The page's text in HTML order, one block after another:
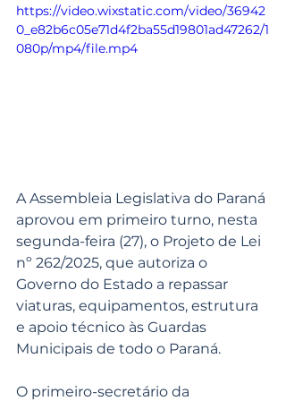
https://video.wixstatic.com/video/36942
0_e82b6c05e71d4f2ba55d19801ad47262/1
080p/mp4/file.mp4
A Assembleia Legislativa do Paraná
aprovou em primeiro turno, nesta
segunda-feira (27), o Projeto de Lei
nº 262/2025, que autoriza o
Governo do Estado a repassar
viaturas, equipamentos, estrutura
e apoio técnico às Guardas
Municipais de todo o Paraná.
O primeiro-secretário da